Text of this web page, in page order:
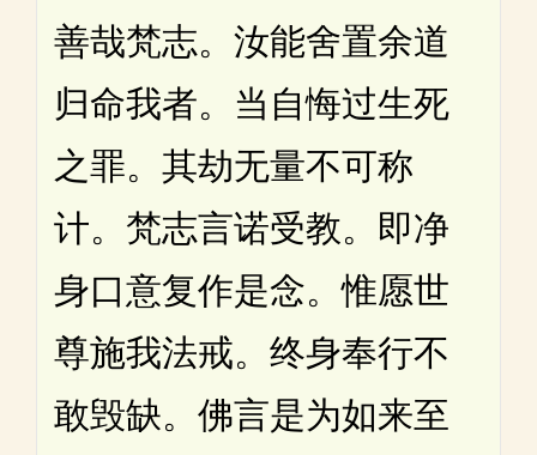
善哉梵志。汝能舍置余道
归命我者。当自悔过生死
之罪。其劫无量不可称
计。梵志言诺受教。即净
身口意复作是念。惟愿世
尊施我法戒。终身奉行不
敢毁缺。佛言是为如来至